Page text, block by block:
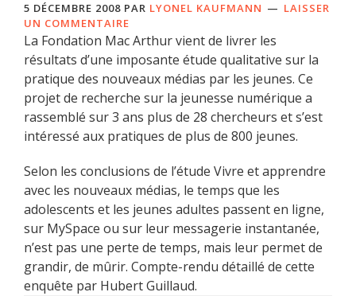
5 DÉCEMBRE 2008 PAR LYONEL KAUFMANN
LAISSER
UN COMMENTAIRE
La Fondation Mac Arthur vient de livrer les
résultats d’une imposante étude qualitative sur la
pratique des nouveaux médias par les jeunes. Ce
projet de recherche sur la jeunesse numérique a
rassemblé sur 3 ans plus de 28 chercheurs et s’est
intéressé aux pratiques de plus de 800 jeunes.
Selon les conclusions de l’étude Vivre et apprendre
avec les nouveaux médias, le temps que les
adolescents et les jeunes adultes passent en ligne,
sur MySpace ou sur leur messagerie instantanée,
n’est pas une perte de temps, mais leur permet de
grandir, de mûrir. Compte-rendu détaillé de cette
enquête par Hubert Guillaud.